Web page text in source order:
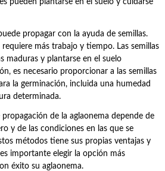
pueden plantarse en el suelo y cuidarse
propagar con la ayuda de semillas.
más trabajo y tiempo. Las semillas
maduras y plantarse en el suelo
es necesario proporcionar a las semillas
la germinación, incluida una humedad
determinada.
de la aglaonema depende de
y de las condiciones en las que se
métodos tiene sus propias ventajas y
importante elegir la opción más
éxito su aglaonema.